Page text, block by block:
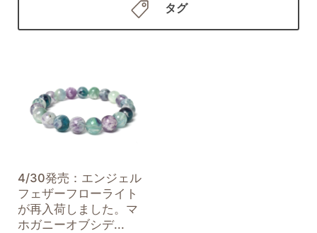
タグ
4/30発売：エンジェル
フェザーフローライト
が再入荷しました。マ
ホガニーオブシデ...